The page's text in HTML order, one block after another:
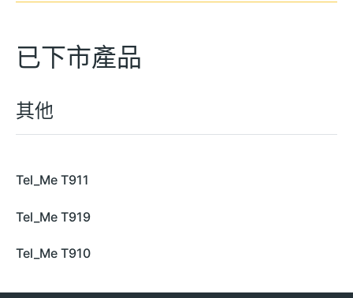
已下市產品
其他
Tel_Me T911
Tel_Me T919
Tel_Me T910